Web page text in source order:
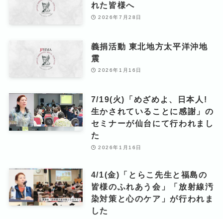
れた皆様へ
2026年7月28日
義捐活動 東北地方太平洋沖地
震
2026年1月16日
7/19(火)「めざめよ、日本人!
生かされていることに感謝」の
セミナーが仙台にて行われまし
た
2026年1月16日
4/1(金)「とらこ先生と福島の
皆様のふれあう会」「放射線汚
染対策と心のケア」が行われま
した